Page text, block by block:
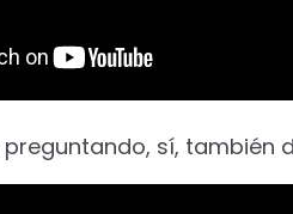
sí, también